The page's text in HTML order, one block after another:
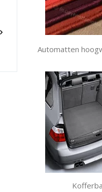
Automatten